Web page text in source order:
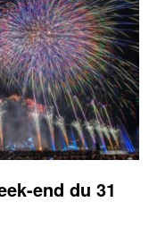
end du 31